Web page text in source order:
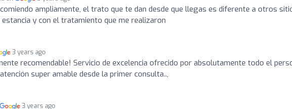
ampliamente, el trato que te dan desde que llegas es diferente a otros
y con el tratamiento que me realizaron
3 years ago
recomendable! Servicio de excelencia ofrecido por absolutamente todo el
super amable desde la primer consulta..,
3 years ago